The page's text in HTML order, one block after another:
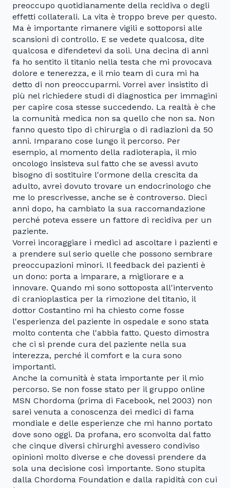
preoccupo quotidianamente della recidiva o degli
effetti collaterali. La vita è troppo breve per questo.
Ma è importante rimanere vigili e sottoporsi alle
scansioni di controllo. E se vedete qualcosa, dite
qualcosa e difendetevi da soli. Una decina di anni
fa ho sentito il titanio nella testa che mi provocava
dolore e tenerezza, e il mio team di cura mi ha
detto di non preoccuparmi. Vorrei aver insistito di
più nel richiedere studi di diagnostica per immagini
per capire cosa stesse succedendo. La realtà è che
la comunità medica non sa quello che non sa. Non
fanno questo tipo di chirurgia o di radiazioni da 50
anni. Imparano cose lungo il percorso. Per
esempio, al momento della radioterapia, il mio
oncologo insisteva sul fatto che se avessi avuto
bisogno di sostituire l'ormone della crescita da
adulto, avrei dovuto trovare un endocrinologo che
me lo prescrivesse, anche se è controverso. Dieci
anni dopo, ha cambiato la sua raccomandazione
perché poteva essere un fattore di recidiva per un
paziente.
Vorrei incoraggiare i medici ad ascoltare i pazienti e
a prendere sul serio quelle che possono sembrare
preoccupazioni minori. Il feedback dei pazienti è
un dono: porta a imparare, a migliorare e a
innovare. Quando mi sono sottoposta all'intervento
di cranioplastica per la rimozione del titanio, il
dottor Costantino mi ha chiesto come fosse
l'esperienza del paziente in ospedale e sono stata
molto contenta che l'abbia fatto. Questo dimostra
che ci si prende cura del paziente nella sua
interezza, perché il comfort e la cura sono
importanti.
Anche la comunità è stata importante per il mio
percorso. Se non fosse stato per il gruppo online
MSN Chordoma (prima di Facebook, nel 2003) non
sarei venuta a conoscenza dei medici di fama
mondiale e delle esperienze che mi hanno portato
dove sono oggi. Da profana, ero sconvolta dal fatto
che cinque diversi chirurghi avessero condiviso
opinioni molto diverse e che dovessi prendere da
sola una decisione così importante. Sono stupita
dalla Chordoma Foundation e dalla rapidità con cui